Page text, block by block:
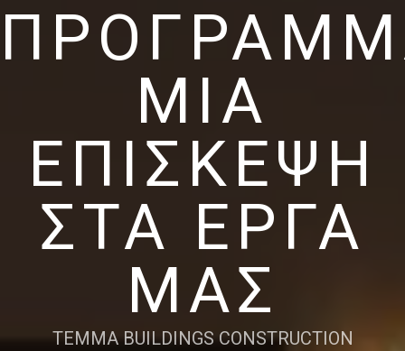
ΜΙΑ
ΕΠΊΣΚΕΨΗ
ΣΤΑ ΕΡΓΑ
ΜΑΣ
TEMMA BUILDINGS CONSTRUCTION